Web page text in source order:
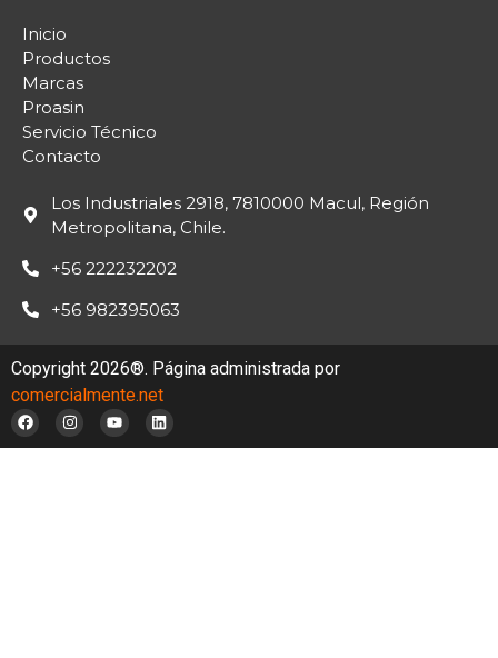
Inicio
Productos
Marcas
Proasin
Servicio Técnico
Contacto
Los Industriales 2918, 7810000 Macul, Región
Metropolitana, Chile.
+56 222232202
+56 982395063
Copyright 2026®. Página administrada por
comercialmente.net